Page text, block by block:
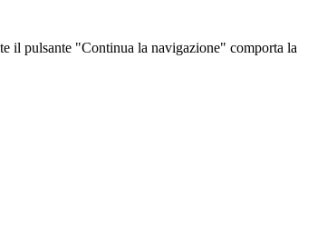
il pulsante "Continua la navigazione" comporta la